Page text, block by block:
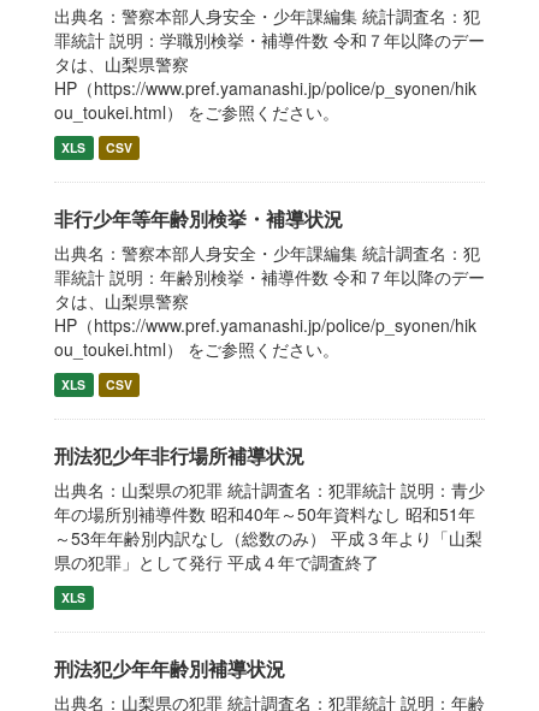
出典名：警察本部人身安全・少年課編集 統計調査名：犯
罪統計 説明：学職別検挙・補導件数 令和７年以降のデー
タは、山梨県警察
HP（https://www.pref.yamanashi.jp/police/p_syonen/hik
ou_toukei.html） をご参照ください。
XLS CSV
非行少年等年齢別検挙・補導状況
出典名：警察本部人身安全・少年課編集 統計調査名：犯
罪統計 説明：年齢別検挙・補導件数 令和７年以降のデー
タは、山梨県警察
HP（https://www.pref.yamanashi.jp/police/p_syonen/hik
ou_toukei.html） をご参照ください。
XLS CSV
刑法犯少年非行場所補導状況
出典名：山梨県の犯罪 統計調査名：犯罪統計 説明：青少
年の場所別補導件数 昭和40年～50年資料なし 昭和51年
～53年年齢別内訳なし（総数のみ） 平成３年より「山梨
県の犯罪」として発行 平成４年で調査終了
XLS
刑法犯少年年齢別補導状況
出典名：山梨県の犯罪 統計調査名：犯罪統計 説明：年齢